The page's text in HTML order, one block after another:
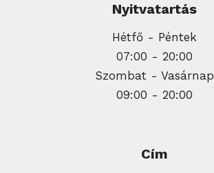
Nyitvatartás
Hétfő - Péntek
07:00 - 20:00
Szombat - Vasárnap
09:00 - 20:00
Cím